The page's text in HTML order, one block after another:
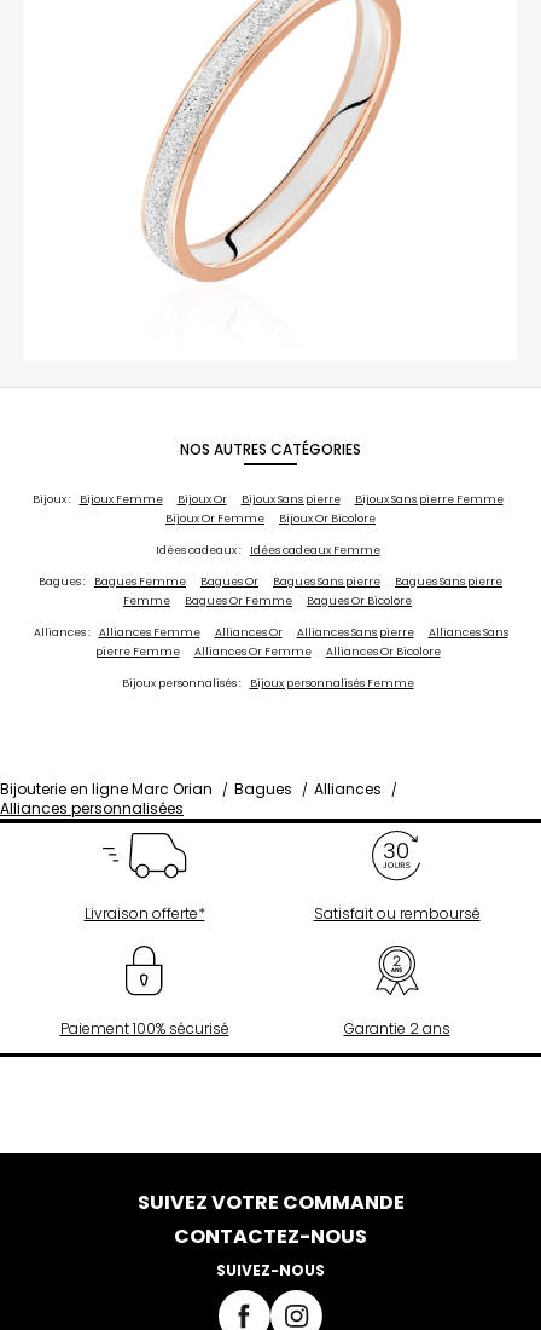
NOS AUTRES CATÉGORIES
Bijoux : Bijoux Femme Bijoux Or Bijoux Sans pierre
Bijoux Sans pierre Femme
Bijoux Or Femme
Bijoux Or Bicolore
Idées cadeaux : Idées cadeaux Femme
Bagues : Bagues Femme Bagues Or Bagues Sans pierre
Bagues Sans pierre
Femme
Bagues Or Femme Bagues Or Bicolore
Alliances : Alliances Femme Alliances Or Alliances Sans pierre
Alliances Sans
pierre Femme
Alliances Or Femme Alliances Or Bicolore
Bijoux personnalisés : Bijoux personnalisés Femme
Bijouterie en ligne Marc Orian Bagues
Alliances
Alliances personnalisées
Livraison offerte* Satisfait ou remboursé
Paiement 100% sécurisé Garantie 2 ans
SUIVEZ VOTRE COMMANDE
CONTACTEZ-NOUS
SUIVEZ-NOUS